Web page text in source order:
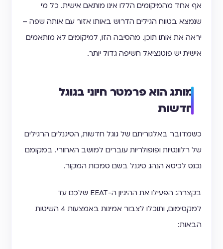
אף אחד מהמיקומים הללו אינו מותאם אישית. כל מי
שנמצא בטווח הגילים הדרוש באותו אזור עם אותה שפה –
יראה את אותו תוכן. מהסיבה הזו, למיקומים לא מותאמים
אישית יש פוטנציאל חשיפה גדול יותר.
מותג הוא פרמטר חיוני בגוגל
חדשות
כשמדובר באלגוריתם של גוגל חדשות, הסיגנלים הרגילים
של רלוונטיות ופופולריות עוברים למושב האחורי. במקומם
נכנס לכיסא הנהג סיגנל בשם סמכות המקור.
בקצרה: הפעילו את ההיגיון ה-EEAT שלכם עד
למקסימום, ותוכלו לצבור אמינות באמצעות 4 השיטות
הבאות: